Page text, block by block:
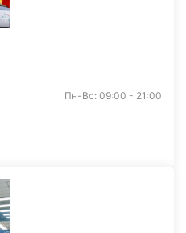
Пн-Вс: 09:00 - 21:00